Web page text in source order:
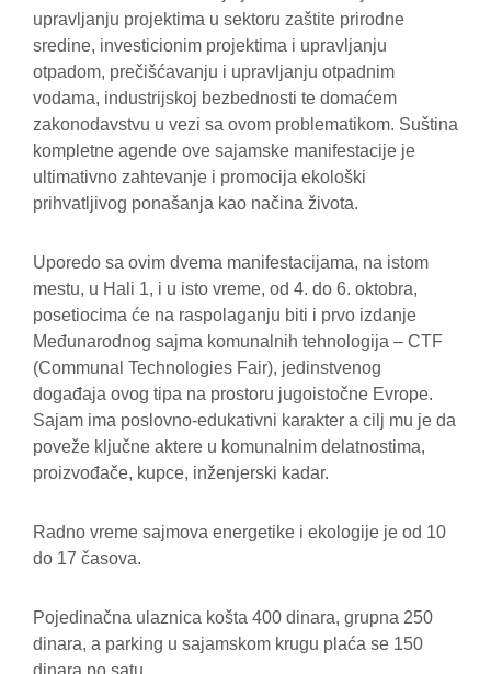
upravljanju projektima u sektoru zaštite prirodne
sredine, investicionim projektima i upravljanju
otpadom, prečišćavanju i upravljanju otpadnim
vodama, industrijskoj bezbednosti te domaćem
zakonodavstvu u vezi sa ovom problematikom. Suština
kompletne agende ove sajamske manifestacije je
ultimativno zahtevanje i promocija ekološki
prihvatljivog ponašanja kao načina života.
Uporedo sa ovim dvema manifestacijama, na istom
mestu, u Hali 1, i u isto vreme, od 4. do 6. oktobra,
posetiocima će na raspolaganju biti i prvo izdanje
Međunarodnog sajma komunalnih tehnologija – CTF
(Communal Technologies Fair), jedinstvenog
događaja ovog tipa na prostoru jugoistočne Evrope.
Sajam ima poslovno-edukativni karakter a cilj mu je da
poveže ključne aktere u komunalnim delatnostima,
proizvođače, kupce, inženjerski kadar.
Radno vreme sajmova energetike i ekologije je od 10
do 17 časova.
Pojedinačna ulaznica košta 400 dinara, grupna 250
dinara, a parking u sajamskom krugu plaća se 150
dinara po satu.